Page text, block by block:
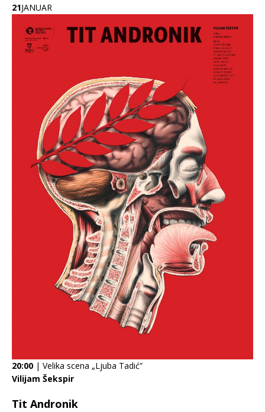
21JANUAR
20:00 | Velika scena „Ljuba Tadić”
Vilijam Šekspir
Tit Andronik